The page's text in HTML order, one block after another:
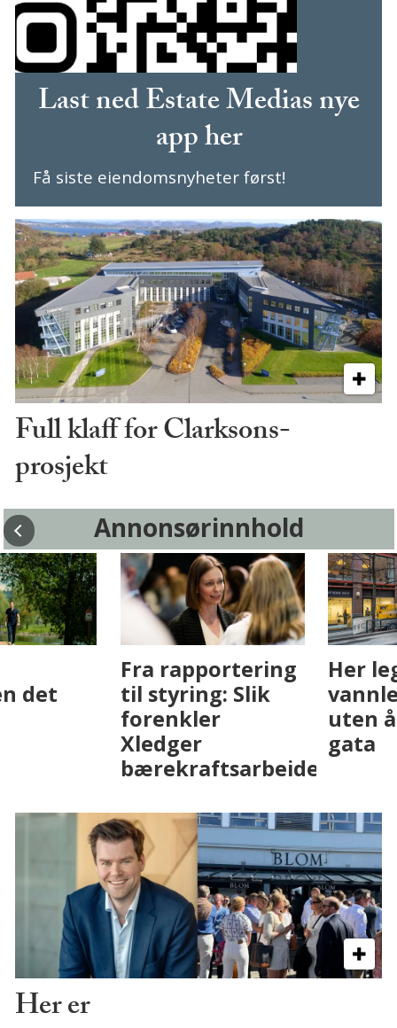
Last ned Estate Medias nye
app her
Få siste eiendomsnyheter først!
Full klaff for Clarksons-
prosjekt
Annonsørinnhold
Fenistra endrer
eiendomsbransjen
med AI. Slik ser vi
på fremtiden
Det er i
Drammen det
skjer
Her er